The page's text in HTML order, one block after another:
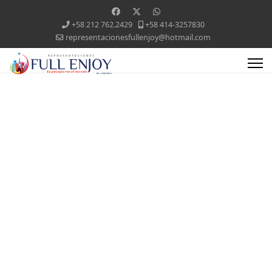
+58 212 762.2429
+58 414-3257830
representacionesfullenjoy@hotmail.com